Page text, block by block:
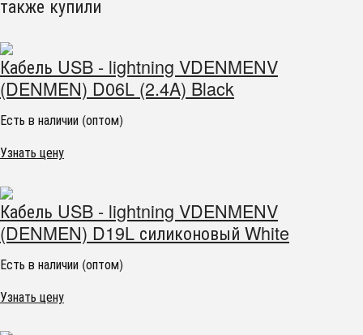
также купили
Кабель USB - lightning VDENMENV
(DENMEN) D06L (2.4A) Black
Есть в наличии (оптом)
Узнать цену
Кабель USB - lightning VDENMENV
(DENMEN) D19L силиконовый White
Есть в наличии (оптом)
Узнать цену